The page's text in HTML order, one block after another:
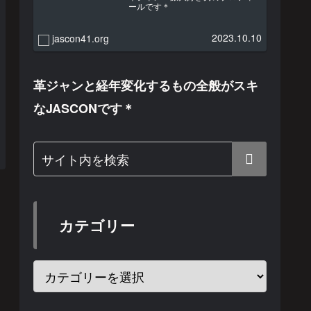
ールです＊
jascon41.org 2023.10.10
革ジャンと経年変化するもの全般がスキ
なJASCONです＊
カテゴリー